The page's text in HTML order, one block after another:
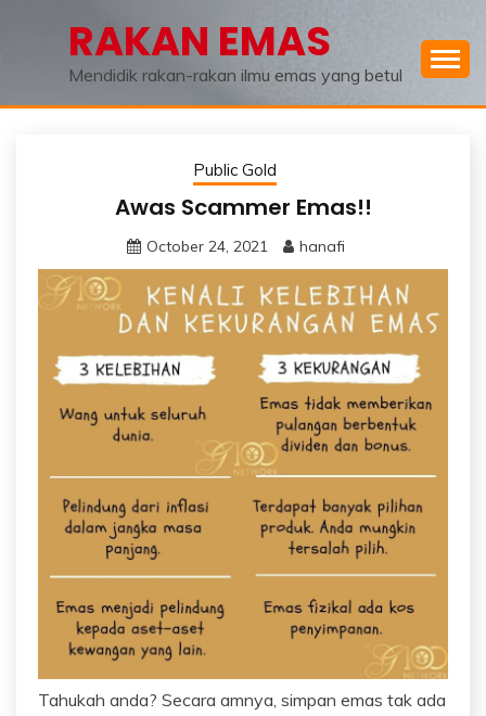
RAKAN EMAS
Mendidik rakan-rakan ilmu emas yang betul
Public Gold
Awas Scammer Emas!!
October 24, 2021 hanafi
Tahukah anda? Secara amnya, simpan emas tak ada